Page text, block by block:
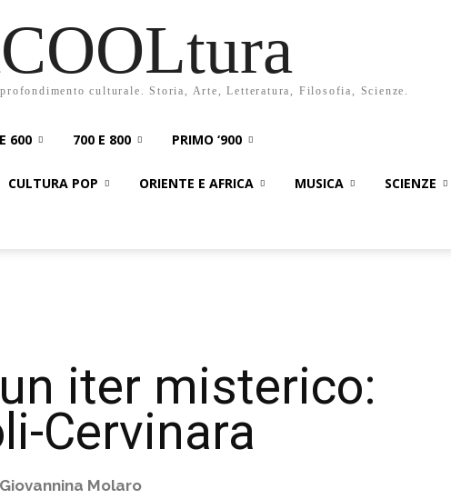
culturale. Storia, Arte, Letteratura, Filosofia, Scienze.
600 700 E 800 PRIMO ‘900
CULTURA POP ORIENTE E AFRICA MUSICA SCIENZE
iter misterico:
Cervinara
Giovannina Molaro